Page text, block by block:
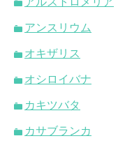
アンスリウム
オキザリス
オシロイバナ
カキツバタ
カサブランカ